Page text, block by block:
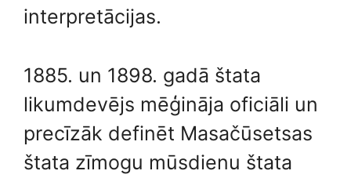
interpretācijas.
1885. un 1898. gadā štata
likumdevējs mēģināja oficiāli un
precīzāk definēt Masačūsetsas
štata zīmogu mūsdienu štata